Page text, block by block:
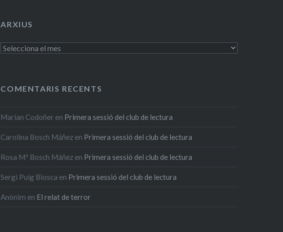
ARXIUS
Arxius
COMENTARIS RECENTS
Marian Codoñer en Primera sessió del club de lectura
Carolina Bosch Máñez en Primera sessió del club de lectura
Rosa Mª Bosch Máñez en Primera sessió del club de lectura
Sergi Puig Biosca en Primera sessió del club de lectura
Anònim en El relat de terror